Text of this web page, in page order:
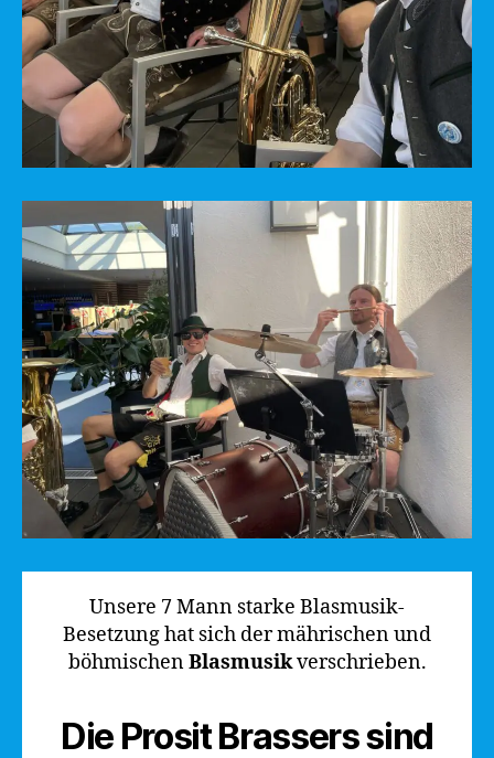
Unsere 7 Mann starke Blasmusik-
Besetzung hat sich der mährischen und
böhmischenBlasmusikverschrieben.
Die Prosit Brassers sind